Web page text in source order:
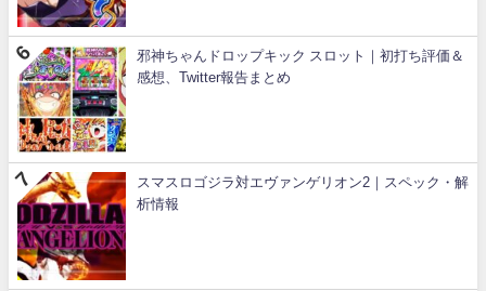
邪神ちゃんドロップキック スロット｜初打ち評価＆
感想、Twitter報告まとめ
スマスロゴジラ対エヴァンゲリオン2｜スペック・解
析情報